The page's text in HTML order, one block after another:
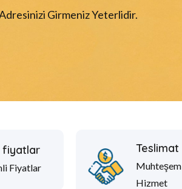
Girmeniz Yeterlidir.
fiyatlar
Fiyatlar
Teslimat
Muhteşem
Hizmet